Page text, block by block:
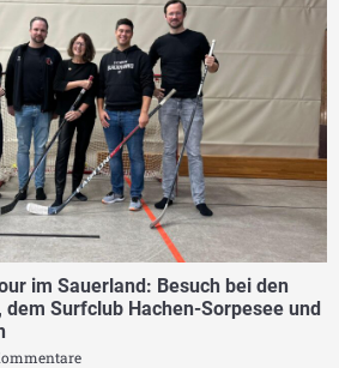
im Sauerland: Besuch bei den
dem Surfclub Hachen-Sorpesee und